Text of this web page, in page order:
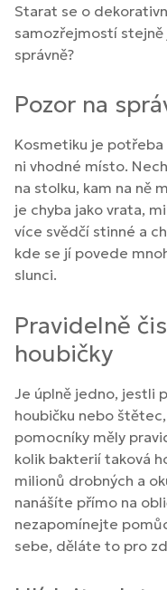
Starat se o
samozřejmostí stejně
správně?
Pozor na
Kosmetiku je
ni vhodné místo.
na stolku, kam na ně
je chyba jako vrata,
více svědčí stinné a
kde se jí povede
slunci.
Pravidelně
houbičky
Je úplně jedno, jestli
houbičku nebo
pomocníky měly
kolik bakterií taková
milionů drobných a
nanášíte přímo na
nezapomínejte
sebe, děláte to pro